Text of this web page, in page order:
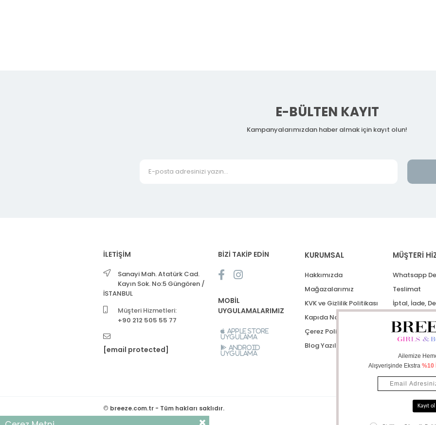
E-BÜLTEN KAYIT
Kampanyalarımızdan haber almak için kayıt olun!
İLETİŞİM
Sanayi Mah. Atatürk Cad.
Kayın Sok. No:5 Güngören /
İSTANBUL
Müşteri Hizmetleri:
+90 212 505 55 77
[email protected]
BİZİ TAKİP EDİN
MOBİL
UYGULAMALARIMIZ
Apple Store
Uygulama
Android
Uygulama
KURUMSAL
Hakkımızda
Mağazalarımız
KVK ve Gizlilik Politikası
Kapıda Nakit Ödeme
Çerez Politikası
Blog Yazıları
MÜŞTERİ
Whatsapp
Teslimat
İptal, İade,
© breeze.com.tr - Tüm hakları saklıdır.